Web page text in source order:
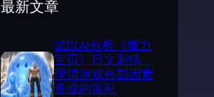
最新文章
试以AI分析《魔力
宝贝》日文剧情，
理清游戏外部因素
造成的混乱